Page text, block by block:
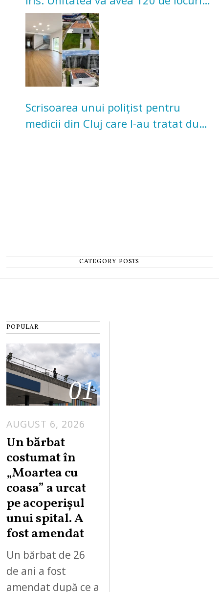
pentru copii
Scrisoarea unui polițist pentru
medicii din Cluj care l-au tratat după
CATEGORY POSTS
POPULAR
01
AUGUST 6, 2026
Un bărbat
costumat în
„Moartea cu
coasa” a urcat
pe acoperișul
unui spital. A
fost amendat
Un bărbat de 26
de ani a fost
amendat după ce a